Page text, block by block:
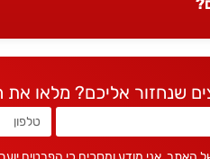
שנחזור אליכם? מלאו את